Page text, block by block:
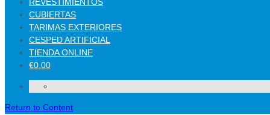
CUBIERTAS
TARIMAS EXTERIORES
CESPED ARTIFICIAL
TIENDA ONLINE
€0.00
Return to Content